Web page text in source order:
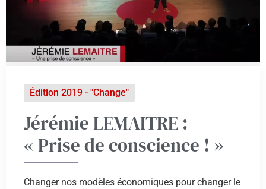
Édition 2019 - "Change"
Jérémie LEMAITRE :
« Prise de conscience ! »
Changer nos modèles économiques pour changer le